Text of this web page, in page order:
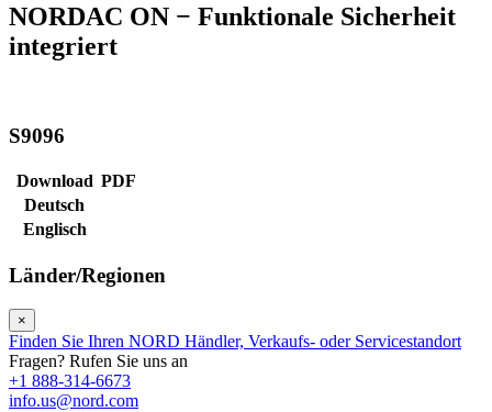
NORDAC ON − Funktionale Sicherheit
integriert
S9096
Download PDF
Deutsch
Englisch
Länder/Regionen
×
Finden Sie Ihren NORD Händler, Verkaufs- oder Servicestandort
Fragen? Rufen Sie uns an
+1 888-314-6673
info.us@nord.com